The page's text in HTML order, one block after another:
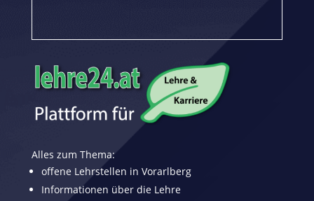
Alles zum Thema:
offene Lehrstellen in Vorarlberg
Informationen über die Lehre